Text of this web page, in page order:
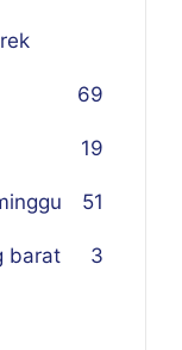
69
19
51
barat 3